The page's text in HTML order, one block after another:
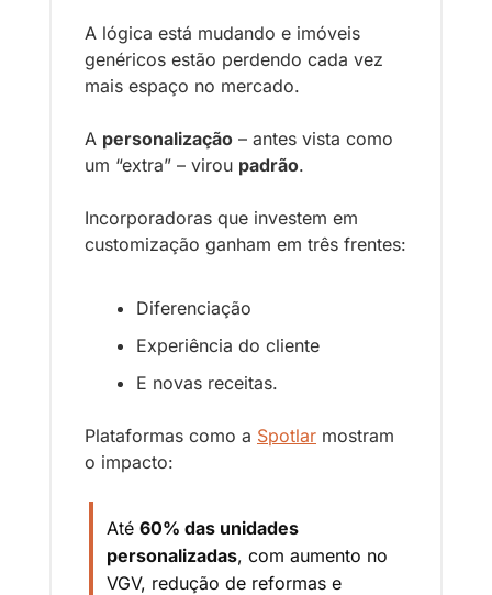
A lógica está mudando e imóveis
genéricos estão perdendo cada vez
mais espaço no mercado.
A personalização – antes vista como
um “extra” – virou padrão.
Incorporadoras que investem em
Diferenciação
Experiência do cliente
E novas receitas.
Plataformas como a Spotlar mostram
o impacto:
Até 60% das unidades
personalizadas, com aumento no
VGV, redução de reformas e